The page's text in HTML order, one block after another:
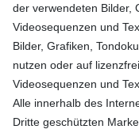
der verwendeten Bilder,
Videosequenzen und
Bilder, Grafiken,
nutzen oder auf
Videosequenzen und
Alle innerhalb des
Dritte geschützten